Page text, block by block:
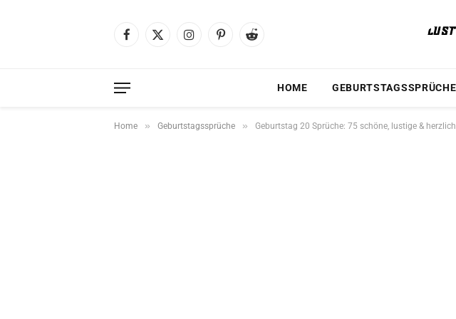
Facebook
X
InstagramPinterestReddit
HOME GEBURTSTAGSSPRÜCHE
Home » Geburtstagssprüche » Geburtstag 20 Sprüche: 75 schöne, lustige &